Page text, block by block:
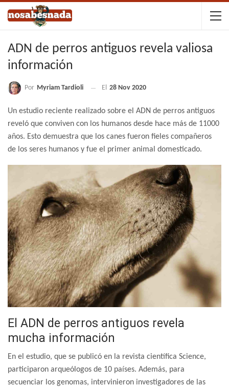
ADN de perros antiguos revela valiosa
información
Por Myriam Tardioli El 28 Nov 2020
Un estudio reciente realizado sobre el ADN de perros antiguos
reveló que conviven con los humanos desde hace más de 11000
años. Esto demuestra que los canes fueron fieles compañeros
de los seres humanos y fue el primer animal domesticado.
El ADN de perros antiguos revela
mucha información
En el estudio, que se publicó en la revista científica Science,
participaron arqueólogos de 10 países. Además, para
secuenciar los genomas, intervinieron investigadores de las